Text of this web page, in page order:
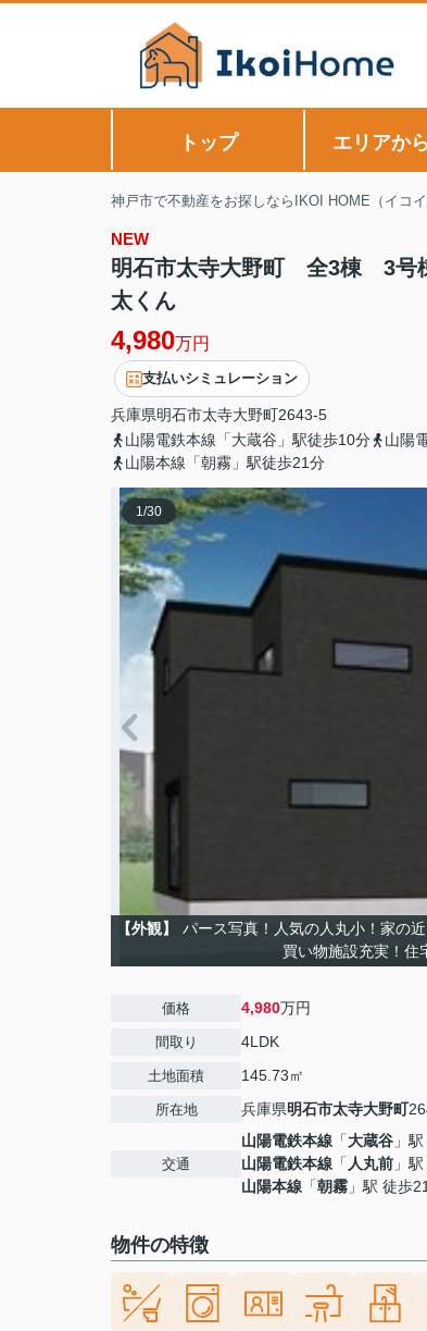
トップ エリアか
神戸市で不動産をお探しならIKOI HOME（イコイ
NEW
明石市太寺大野町 全3棟 3号
太くん
4,980万円
支払いシミュレーション
兵庫県明石市太寺大野町2643-5
山陽電鉄本線「大蔵谷」駅徒歩10分
山陽
山陽本線「朝霧」駅徒歩21分
1/30
【外観】
パース写真！人気の人丸小！家の
買い物施設充実！住
価格 4,980万円
間取り 4LDK
土地面積 145.73㎡
所在地 兵庫県明石市太寺大野町
交通
山陽電鉄本線 「大蔵谷 」
山陽電鉄本線 「 人丸前 」
山陽本線 「朝霧 」駅 徒歩
物件の特徴